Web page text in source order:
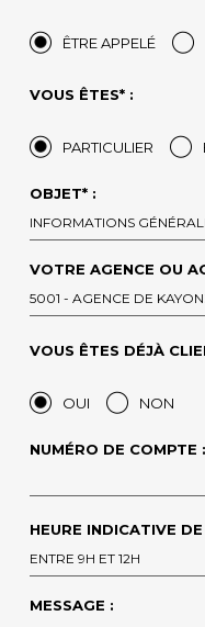
ÊTRE APPELÉ
VOUS ÊTES* :
PARTICULIER
OBJET* :
INFORMATIONS
VOTRE AGENCE OU
VOUS ÊTES DÉJÀ
OUI NON
NUMÉRO DE COMPTE :
HEURE INDICATIVE
ENTRE 9H ET 12H
MESSAGE :